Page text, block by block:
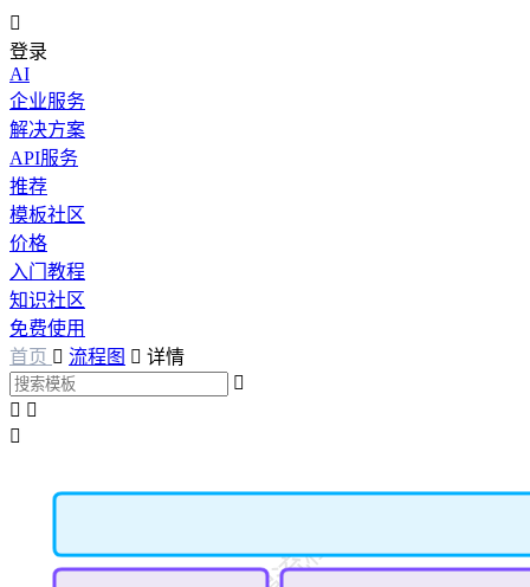

登录
AI
企业服务
解决方案
API服务
推荐
模板社区
价格
入门教程
知识社区
免费使用
首页  流程图  详情

 
